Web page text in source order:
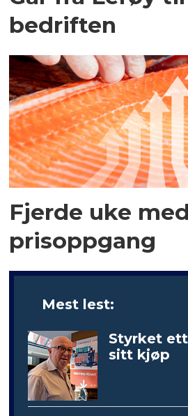
bedriften
Fjerde uke med
prisoppgang
Mest lest:
Styrket
sitt kjøp